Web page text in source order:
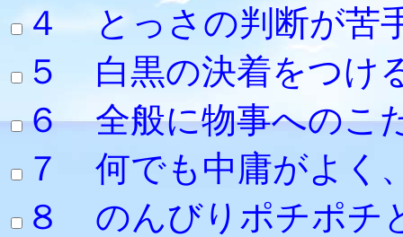
４ とっさの判
５ 白黒の決着をつ
６ 全般に物事への
７ 何でも中庸がよく
８ のんびりポチポ